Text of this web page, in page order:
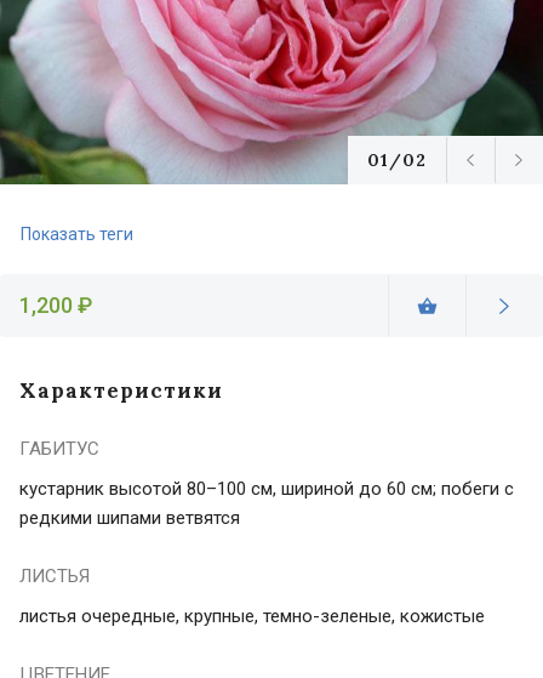
01/02
Показать теги
1,200 ₽
Характеристики
ГАБИТУС
кустарник высотой 80–100 см, шириной до 60 см; побеги с
редкими шипами ветвятся
ЛИСТЬЯ
листья очередные, крупные, темно-зеленые, кожистые